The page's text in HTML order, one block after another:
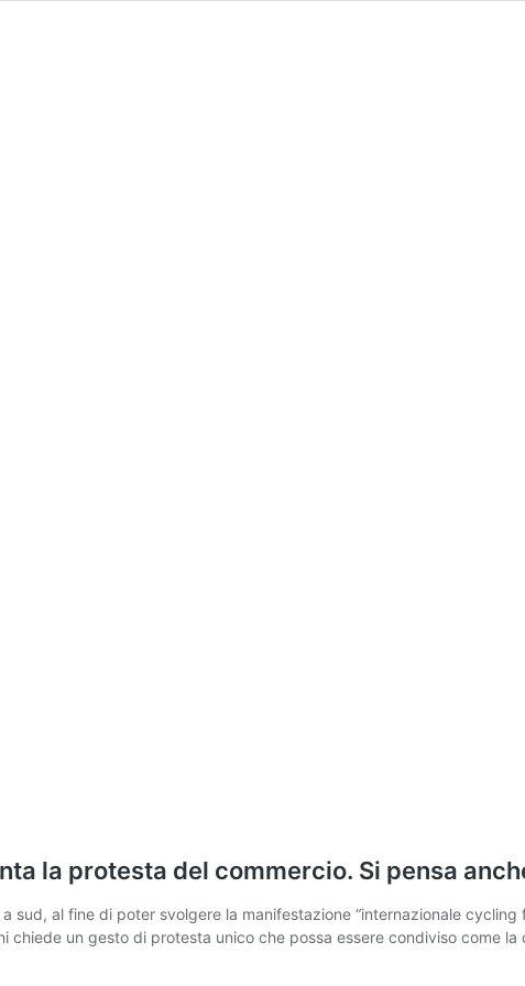
la protesta del commercio. Si pensa
a sud, al fine di poter svolgere la manifestazione “internazionale
un gesto di protesta unico che possa essere condiviso come